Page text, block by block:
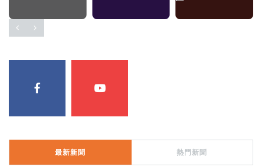
最新新聞 熱門新聞